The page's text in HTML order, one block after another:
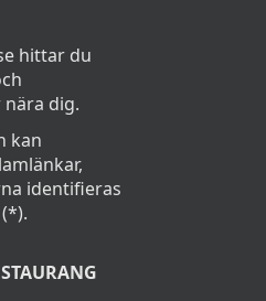
hittar du
dig.
kan
identifieras